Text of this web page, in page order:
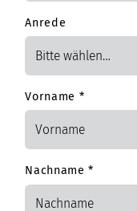
Anrede
Vorname *
Nachname*